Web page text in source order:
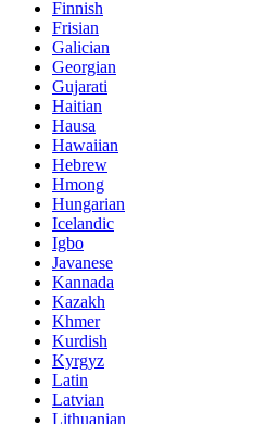
Finnish
Frisian
Galician
Georgian
Gujarati
Haitian
Hausa
Hawaiian
Hebrew
Hmong
Hungarian
Icelandic
Igbo
Javanese
Kannada
Kazakh
Khmer
Kurdish
Kyrgyz
Latin
Latvian
Lithuanian